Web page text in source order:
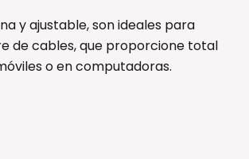
y ajustable, son ideales para
de cables, que proporcione total
o en computadoras.